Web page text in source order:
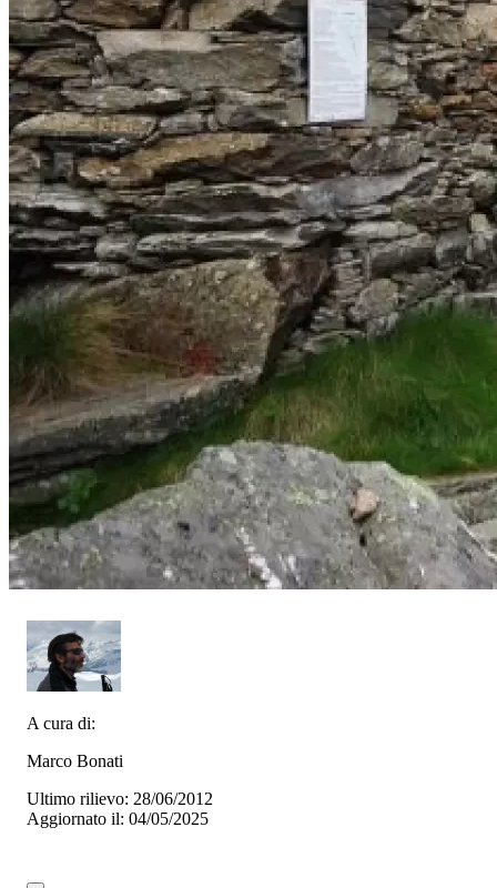
A cura di:
Marco Bonati
Ultimo rilievo: 28/06/2012
Aggiornato il: 04/05/2025